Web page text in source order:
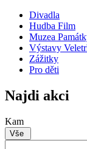
Divadla
Hudba Film
Muzea
Výstavy
Zážitky
Pro děti
Najdi akci
Kam
Vše